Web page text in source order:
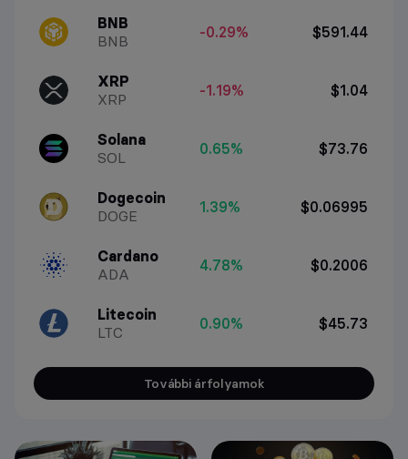
BNB
BNB
-0.29% $591.44
XRP
XRP
-1.19% $1.04
Solana
SOL
0.65% $73.76
Dogecoin
DOGE
1.39% $0.06995
Cardano
ADA
4.78% $0.2006
Litecoin
LTC
0.90% $45.73
További árfolyamok